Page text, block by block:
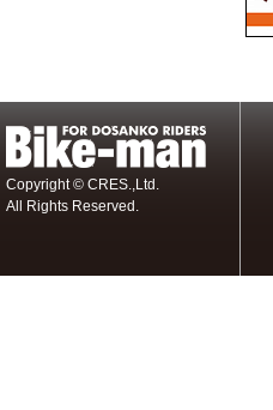
Copyright © CRES.,Ltd.
All Rights Reserved.